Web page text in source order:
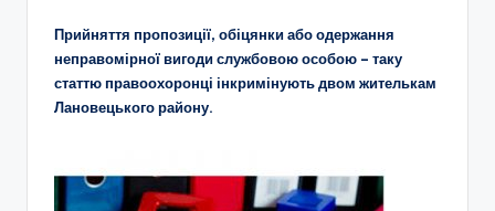
Прийняття пропозиції, обіцянки або одержання
неправомірної вигоди службовою особою – таку
статтю правоохоронці інкримінують двом жителькам
Лановецького району.